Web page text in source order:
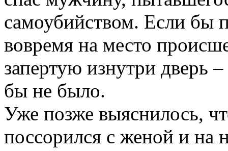
самоубийством. Если бы
вовремя на место
запертую изнутри дверь
бы не было.
Уже позже выяснилось,
поссорился с женой и на